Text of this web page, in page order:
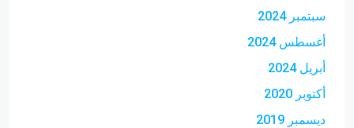
سبتمبر 2024
أغسطس 2024
أبريل 2024
أكتوبر 2020
ديسمبر 2019